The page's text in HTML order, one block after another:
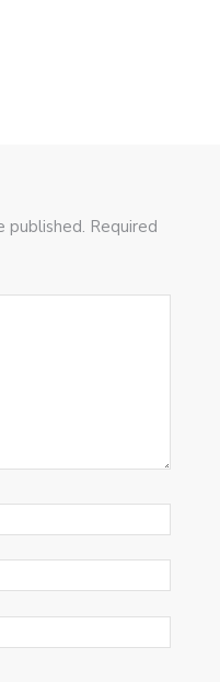
published. Required